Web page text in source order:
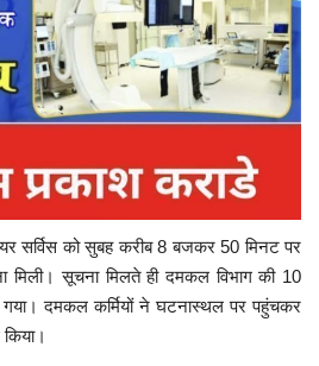
सर्विस को सुबह करीब 8 बजकर 50 मिनट पर
सूचना मिलते ही दमकल विभाग की 10
गया। दमकल कर्मियों ने घटनास्थल पर पहुंचकर